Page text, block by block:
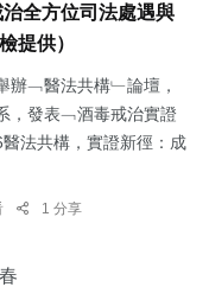
全方位司法處遇與
提供）
辦﹁醫法共構﹂論壇，
，發表﹁酒毒戒治實證
法共構，實證新徑：成
1 分享